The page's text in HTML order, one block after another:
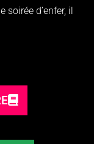
d’enfer, il